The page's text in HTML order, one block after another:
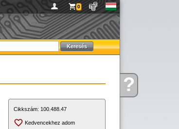
Kérdése?
0
Cikkszám: 100.488.47
Kedvencekhez adom